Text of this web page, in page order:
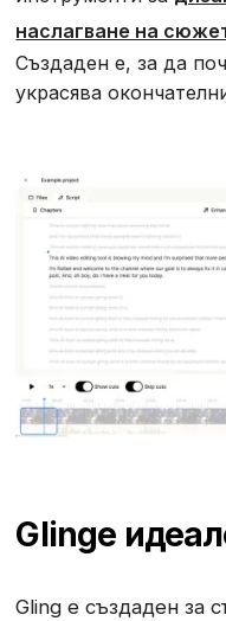
наслагване на
Създаден е, за да
украсява
Glingе
Gling е създаден за